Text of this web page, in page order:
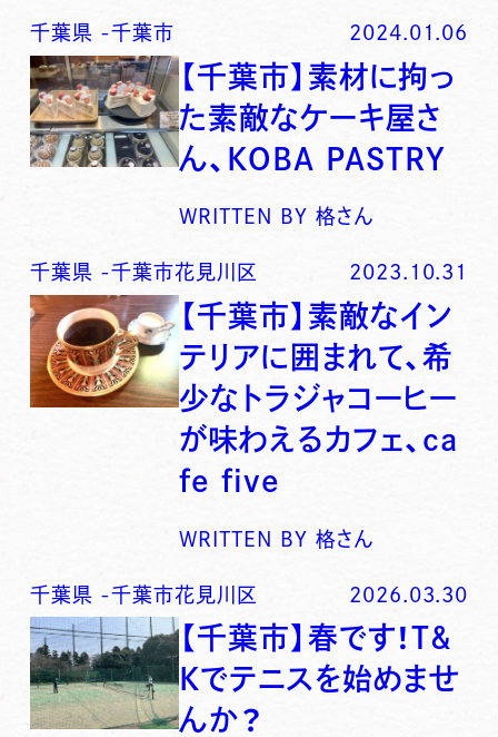
千葉県 -千葉市 2024.01.06
【千葉市】素材に拘っ
た素敵なケーキ屋さ
ん、KOBA PASTRY
WRITTEN BY 格さん
千葉県 -千葉市花見川区 2023.10.31
【千葉市】素敵なイン
テリアに囲まれて、希
少なトラジャコーヒー
が味わえるカフェ、ca
fe five
WRITTEN BY 格さん
千葉県 -千葉市花見川区 2026.03.30
【千葉市】春です！T&
Kでテニスを始めませ
んか？